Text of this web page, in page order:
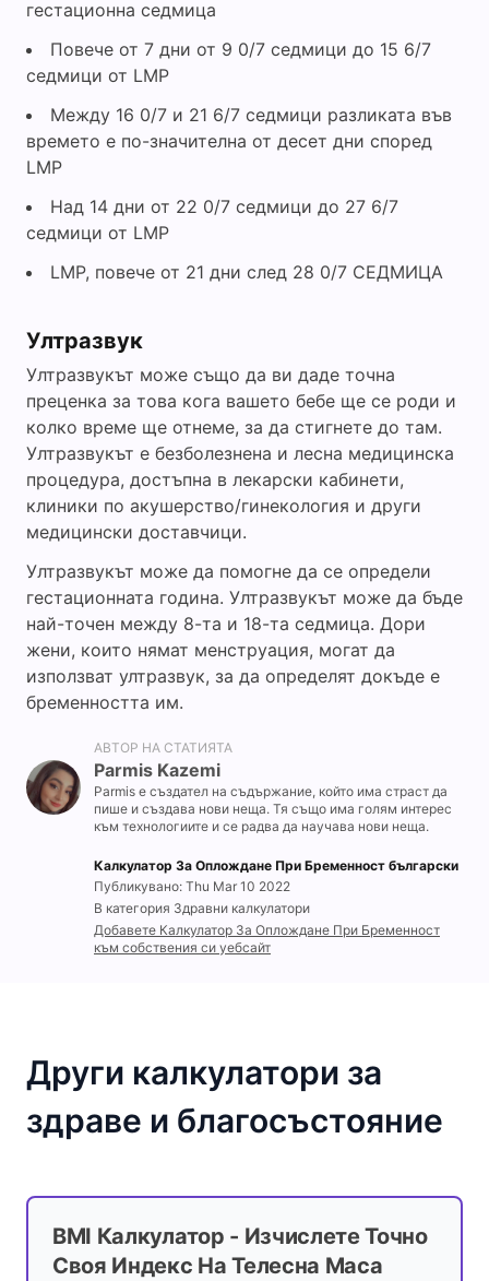
гестационна седмица
Повече от 7 дни от 9 0/7 седмици до 15 6/7
седмици от LMP
Между 16 0/7 и 21 6/7 седмици разликата във
времето е по-значителна от десет дни според
LMP
Над 14 дни от 22 0/7 седмици до 27 6/7
седмици от LMP
LMP, повече от 21 дни след 28 0/7 СЕДМИЦА
Ултразвук
Ултразвукът може също да ви даде точна
преценка за това кога вашето бебе ще се роди и
колко време ще отнеме, за да стигнете до там.
Ултразвукът е безболезнена и лесна медицинска
процедура, достъпна в лекарски кабинети,
клиники по акушерство/гинекология и други
медицински доставчици.
Ултразвукът може да помогне да се определи
гестационната година. Ултразвукът може да бъде
най-точен между 8-та и 18-та седмица. Дори
жени, които нямат менструация, могат да
използват ултразвук, за да определят докъде е
бременността им.
АВТОР НА СТАТИЯТА
Parmis Kazemi
Parmis е създател на съдържание, който има страст да
пише и създава нови неща. Тя също има голям интерес
към технологиите и се радва да научава нови неща.
Калкулатор За Оплождане При Бременност български
Публикувано: Thu Mar 10 2022
В категория Здравни калкулатори
Добавете Калкулатор За Оплождане При Бременност
към собствения си уебсайт
Други калкулатори за
здраве и благосъстояние
BMI Калкулатор - Изчислете Точно
Своя Индекс На Телесна Маса